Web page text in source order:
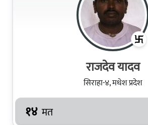
राजदेव यादव
सिराहा-४, मधेश प्रदेश
१४ मत